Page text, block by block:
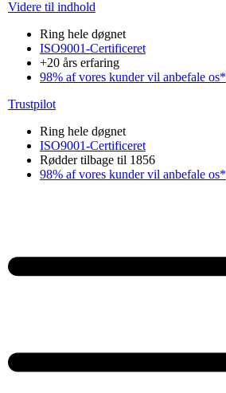
Videre til indhold
Ring hele døgnet
ISO9001-Certificeret
+20 års erfaring
98% af vores kunder vil anbefale os*
Trustpilot
Ring hele døgnet
ISO9001-Certificeret
Rødder tilbage til 1856
98% af vores kunder vil anbefale os*